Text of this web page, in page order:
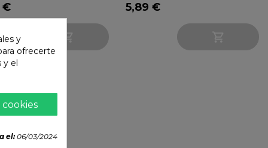
€

5,89 €

y
ofrecerte
y el
el:06/03/2024